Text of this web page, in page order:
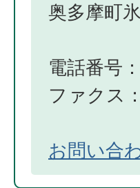
奥多摩町
電話番号
ファクス
お問い合